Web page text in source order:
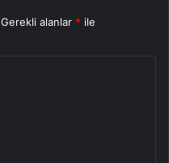
Gerekli alanlar * ile